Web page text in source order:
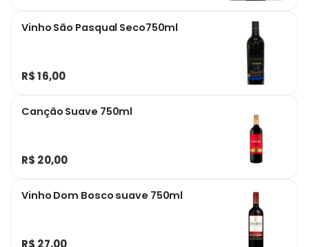
Vinho São Pasqual Seco750ml
R$ 16,00
Canção Suave 750ml
R$ 20,00
Vinho Dom Bosco suave 750ml
R$ 27,00